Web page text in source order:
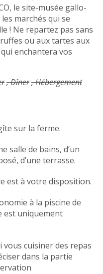
le site-musée gallo-
marchés qui se
! Ne repartez pas sans
ou aux tartes aux
enchantera vos
, Dîner, Hébergement
sur la ferme.
salle de bains, d’un
d’une terrasse.
est à votre disposition.
à la piscine de
est uniquement
cuisiner des repas
dans la partie